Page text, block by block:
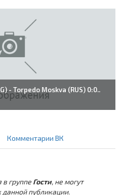
- Torpedo Moskva (RUS) 0:0..
Комментарии ВК
в группе Гости, не могут
публикации.